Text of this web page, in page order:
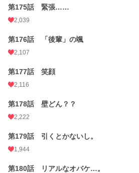
第175話 緊張……
2,039
第176話 「後輩」の颯
2,107
第177話 笑顔
2,116
第178話 壁どん？？
2,222
第179話 引くとかないし。
1,944
第180話 リアルなオバケ…。